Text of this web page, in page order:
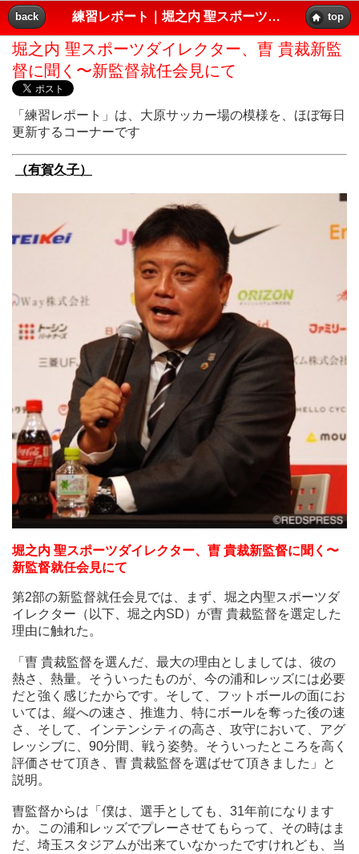
（有賀久子）
堀之内 聖スポーツダイレクター、曺 貴裁新監督に聞く〜新監
督就任会見にて
第2部の新監督就任会見では、まず、堀之内聖スポーツダイレ
クター（以下、堀之内SD）が曺 貴裁監督を選定した理由に触
れた。
「曺 貴裁監督を選んだ、最大の理由としましては、彼の熱
さ、熱量。そういったものが、今の浦和レッズには必要だと強
く感じたからです。そして、フットボールの面においては、縦
への速さ、推進力、特にボールを奪った後の速さ、そして、イ
ンテンシティの高さ、攻守において、アグレッシブに、90分
間、戦う姿勢。そういったところを高く評価させて頂き、曺
貴裁監督を選ばせて頂きました」と説明。
曺監督からは「僕は、選手としても、31年前になりますか。こ
の浦和レッズでプレーさせてもらって、その時はまだ、埼玉ス
タジアムが出来ていなかったですけれども、当時から、たくさ
んのサポーターから支えられている、そういうチームだったこ
とは間違いないので、今、堀之内から話がありましたけれど
も、自分の全力を尽くすことはもちろんですけれども、ファ
ン・サポーターの方が、このサッカーを応援したい、ちょっと
抽象的な言い方になりますけれども、一緒になって戦うに相応
フと選手と信頼関係を作って、必ず、自分たちが前に向くよう
な、そういう結果を出していきたいと思います」と語った。
ここから質疑応答に移った。
back 練習レポート｜堀之内 聖スポーツダイレクター、曺 貴裁新監督に聞く〜新監督就任会見にて｜レッズプレス!! top
堀之内 聖スポーツダイレクター、曺 貴裁新監
督に聞く〜新監督就任会見にて
「練習レポート」は、大原サッカー場の模様を、ほぼ毎日
更新するコーナーです
（有賀久子）
堀之内 聖スポーツダイレクター、曺 貴裁新監督に聞く〜
新監督就任会見にて
第2部の新監督就任会見では、まず、堀之内聖スポーツダ
イレクター（以下、堀之内SD）が曺 貴裁監督を選定した
理由に触れた。
「曺 貴裁監督を選んだ、最大の理由としましては、彼の
熱さ、熱量。そういったものが、今の浦和レッズには必要
だと強く感じたからです。そして、フットボールの面にお
いては、縦への速さ、推進力、特にボールを奪った後の速
さ、そして、インテンシティの高さ、攻守において、アグ
レッシブに、90分間、戦う姿勢。そういったところを高く
評価させて頂き、曺 貴裁監督を選ばせて頂きました」と
説明。
曺監督からは「僕は、選手としても、31年前になります
か。この浦和レッズでプレーさせてもらって、その時はま
だ、埼玉スタジアムが出来ていなかったですけれども、当